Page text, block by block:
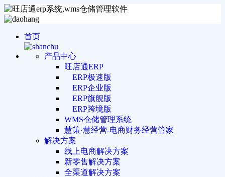
首页
产品中心
旺店通ERP
ERP极速版
ERP企业版
ERP旗舰版
ERP跨境版
WMS仓储管理系统
慧策·慧经营-电商财务经营管家
解决方案
线上电商解决方案
新零售解决方案
全渠道解决方案